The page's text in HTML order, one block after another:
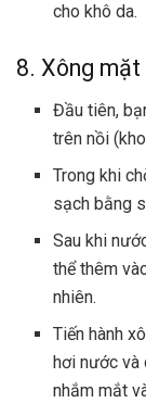
cho khô da.
8. Xông
Đầu tiên,
trên nồi
Trong khi
sạch bằng
Sau khi
thể thêm
nhiên.
Tiến hành
hơi nước và
nhắm mắt